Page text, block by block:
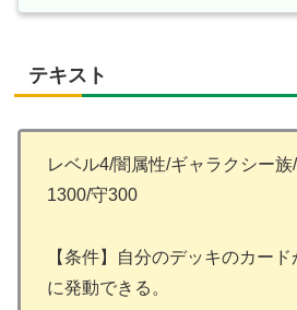
テキスト
レベル4/闇属性/ギャラクシー
1300/守300
【条件】自分のデッキのカー
に発動できる。